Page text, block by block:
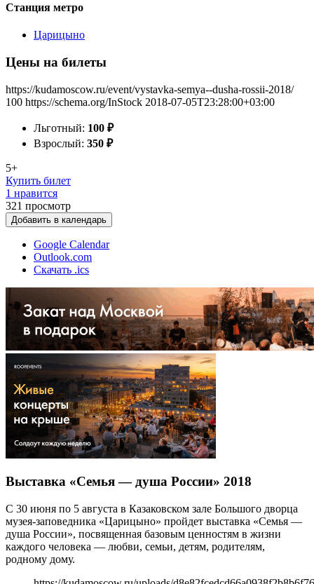
Станция метро
Царицыно
Цены на билеты
https://kudamoscow.ru/event/vystavka-semya--dusha-rossii-2018/
100 https://schema.org/InStock 2018-07-05T23:28:00+03:00
Льготный: 100 ₽
Взрослый: 350 ₽
5+
Купить билет
1 нравится
321 просмотр
Добавить в календарь
Google Calendar
Outlook.com
Скачать .ics
Выставка «Семья — душа России» 2018
С 30 июня по 5 августа в Казаковском зале Большого дворца
музея-заповедника «Царицыно» пройдет выставка «Семья —
душа России», посвященная базовым ценностям в жизни
каждого человека — любви, семьи, детям, родителям,
родному дому.